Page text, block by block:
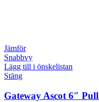
Jämför
Snabbvy
Lägg till i önskelistan
Stäng
Gateway Ascot 6″